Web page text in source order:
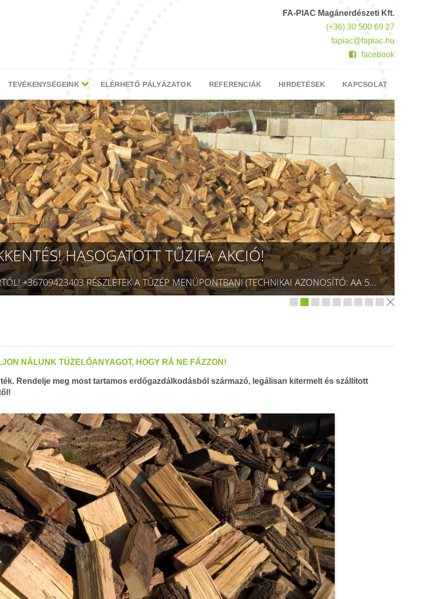
FA-PIAC Magánerdészeti Kft.
(+36) 30 500 69 27
fapiac@fapiac.hu
facebook
TEVÉKENYSÉGEINK ELÉRHETŐ PÁLYÁZATOK REFERENCIÁK HIRDETÉSEK KAPCSOLAT
HASOGATOTT TŰZIFA AKCIÓ!
KONYHAKÉSZ TŰZIFA MÁR 20.500 FT/ÖM3 ÁRTÓL! +36709423403 RÉSZLETEK A TÜZÉP MENÜPONTBAN! (TECHNIKAI AZONOSÍTÓ: AA 5832075)
NÁLUNK TÜZELŐANYAGOT, HOGY RÁ NE FÁZZON!
Rendelje meg most tartamos erdőgazdálkodásból származó, legálisan kitermelt és szállított